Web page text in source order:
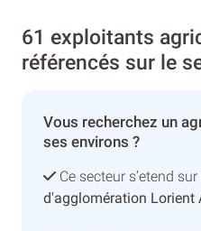
61 exploitants
référencés sur le
Vous recherchez un
ses environs ?
Ce secteur s’etend sur
d'agglomération Lorient